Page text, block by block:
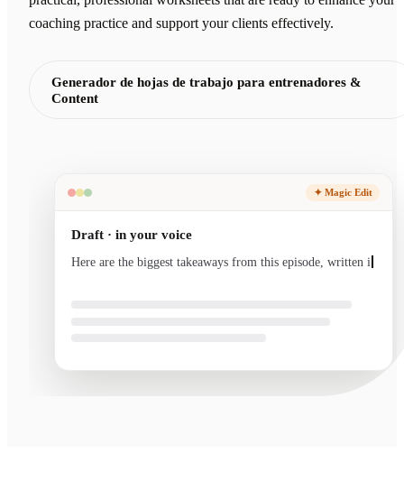
coaching practice and support your clients effectively.
Generador de hojas de trabajo para entrenadores &
Content
✦ Magic Edit
Draft · in your voice
Here are the biggest takeaways from this episode, written